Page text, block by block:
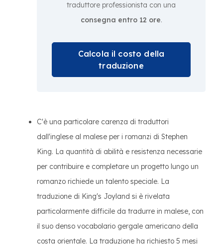
traduttore professionista con una
consegna entro 12 ore.
Calcola il costo della
traduzione
C'è una particolare carenza di traduttori
dall'inglese al malese per i romanzi di Stephen
King. La quantità di abilità e resistenza necessarie
per contribuire e completare un progetto lungo un
romanzo richiede un talento speciale. La
traduzione di King's Joyland si è rivelata
particolarmente difficile da tradurre in malese, con
il suo denso vocabolario gergale americano della
costa orientale. La traduzione ha richiesto 5 mesi